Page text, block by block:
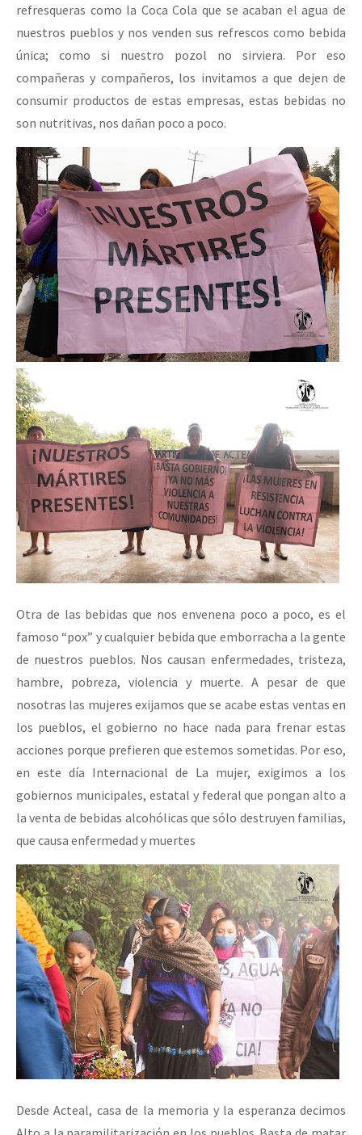
refresqueras como la Coca Cola que se acaban el agua de
nuestros pueblos y nos venden sus refrescos como bebida
única; como si nuestro pozol no sirviera. Por eso
compañeras y compañeros, los invitamos a que dejen de
consumir productos de estas empresas, estas bebidas no
son nutritivas, nos dañan poco a poco.
Otra de las bebidas que nos envenena poco a poco, es el
famoso “pox” y cualquier bebida que emborracha a la gente
de nuestros pueblos. Nos causan enfermedades, tristeza,
hambre, pobreza, violencia y muerte. A pesar de que
nosotras las mujeres exijamos que se acabe estas ventas en
los pueblos, el gobierno no hace nada para frenar estas
acciones porque prefieren que estemos sometidas. Por eso,
en este día Internacional de La mujer, exigimos a los
gobiernos municipales, estatal y federal que pongan alto a
la venta de bebidas alcohólicas que sólo destruyen familias,
que causa enfermedad y muertes
Desde Acteal, casa de la memoria y la esperanza decimos